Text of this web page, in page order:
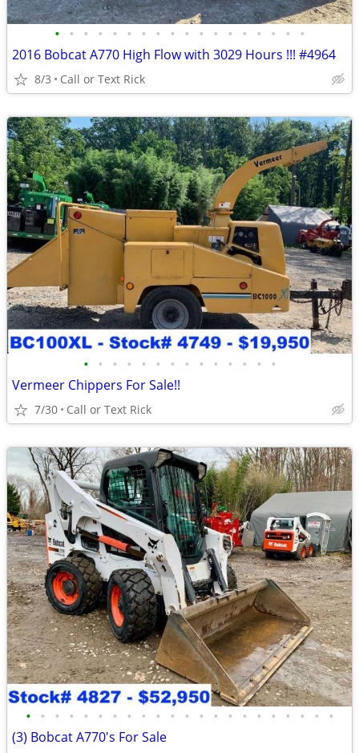
• • • • • • • • • • • • • • • • • •
2016 Bobcat A770 High Flow with 3029 Hours !!! #4964
8/3 Call or Text Rick
• • • • • • • • • • • • • •
Vermeer Chippers For Sale!!
7/30 Call or Text Rick
• • • • • • • • • • • • • • • • • • • • • •
(3) Bobcat A770's For Sale